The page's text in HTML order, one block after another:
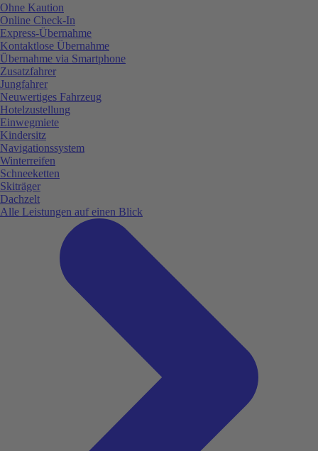
Ohne Kaution
Online Check-In
Express-Übernahme
Kontaktlose Übernahme
Übernahme via Smartphone
Zusatzfahrer
Jungfahrer
Neuwertiges Fahrzeug
Hotelzustellung
Einwegmiete
Kindersitz
Navigationssystem
Winterreifen
Schneeketten
Skiträger
Dachzelt
Alle Leistungen auf einen Blick